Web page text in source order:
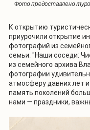
Фото предоставлено
К открытию
приурочили открытие
фотографий из
семьи: "Наши соседи:
из семейного архива
фотографии
атмосферу давних лет
память поколений
нами — праздники,